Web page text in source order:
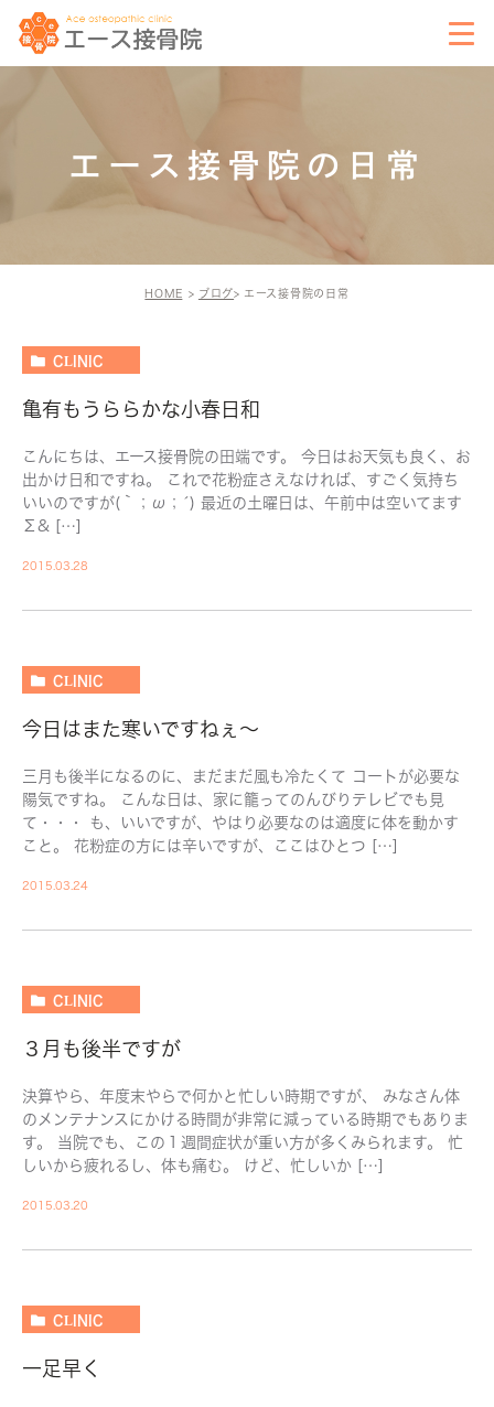
エース接骨院の日常
HOME ブログ エース接骨院の日常
CLINIC
亀有もうららかな小春日和
こんにちは、エース接骨院の田端です。 今日はお天気も良く、お
出かけ日和ですね。 これで花粉症さえなければ、すごく気持ち
いいのですが(｀；ω；´) 最近の土曜日は、午前中は空いてます
Σ& […]
2015.03.28
CLINIC
今日はまた寒いですねぇ～
三月も後半になるのに、まだまだ風も冷たくて コートが必要な
陽気ですね。 こんな日は、家に籠ってのんびりテレビでも見
て・・・ も、いいですが、やはり必要なのは適度に体を動かす
こと。 花粉症の方には辛いですが、ここはひとつ […]
2015.03.24
CLINIC
３月も後半ですが
決算やら、年度末やらで何かと忙しい時期ですが、 みなさん体
のメンテナンスにかける時間が非常に減っている時期でもありま
す。 当院でも、この１週間症状が重い方が多くみられます。 忙
しいから疲れるし、体も痛む。 けど、忙しいか […]
2015.03.20
CLINIC
一足早く